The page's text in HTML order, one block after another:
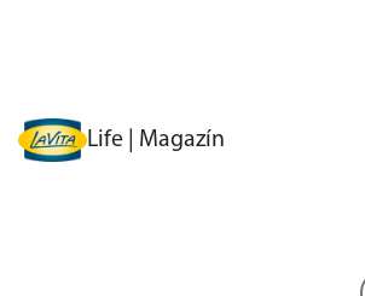
Life | Magazín